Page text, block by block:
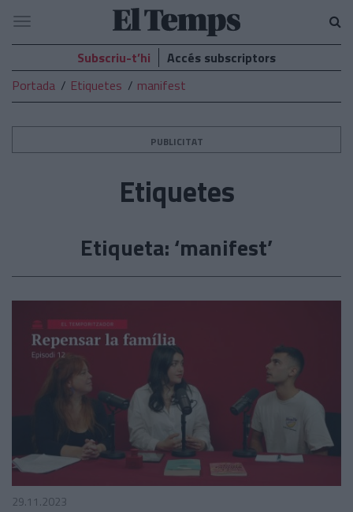
El
Temps
Navegació
Subscriu-t’hi
Accés subscriptors
Portada
Etiquetes manifest
PUBLICITAT
Etiquetes
Etiqueta: ‘manifest’
29.11.2023